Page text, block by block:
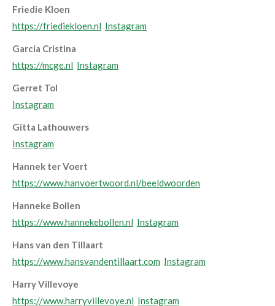
Friedie Kloen
https://friediekloen.nl Instagram
Garcia Cristina
https://mcge.nl Instagram
Gerret Tol
Instagram
Gitta Lathouwers
Instagram
Hannek ter Voert
https://www.hanvoertwoord.nl/beeldwoorden
Hanneke Bollen
https://www.hannekebollen.nl Instagram
Hans van den Tillaart
https://www.hansvandentillaart.com Instagram
Harry Villevoye
https://www.harryvillevoye.nl Instagram